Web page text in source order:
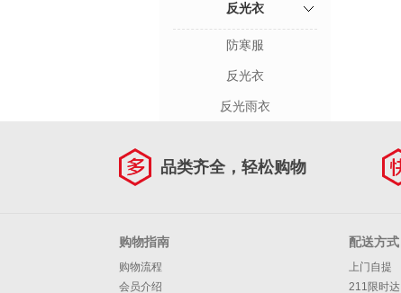
反光衣
防寒服
反光衣
反光雨衣
品类齐全，轻松购物
购物指南
购物流程
会员介绍
配送方式
上门自提
211限时达